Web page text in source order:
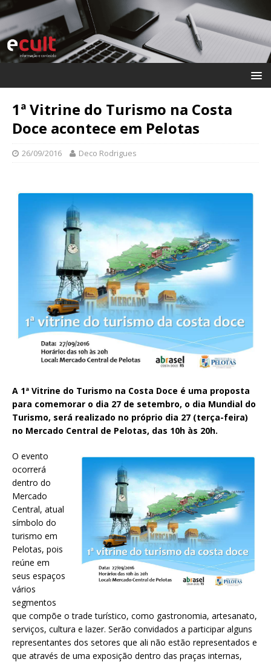
1ª Vitrine do Turismo na Costa
Doce acontece em Pelotas
26/09/2016 Deco Rodrigues
A 1ª Vitrine do Turismo na Costa Doce é uma proposta
para comemorar o dia 27 de setembro, o dia Mundial do
Turismo, será realizado no próprio dia 27 (terça-feira)
no Mercado Central de Pelotas, das 10h às 20h.
O evento
ocorrerá
dentro do
Mercado
Central, atual
símbolo do
turismo em
Pelotas, pois
reúne em
seus espaços
vários
segmentos
que compõe o trade turístico, como gastronomia, artesanato,
serviços, cultura e lazer. Serão convidados a participar alguns
representantes dos setores que ali não estão representados e
que através de uma exposição dentro das praças internas,